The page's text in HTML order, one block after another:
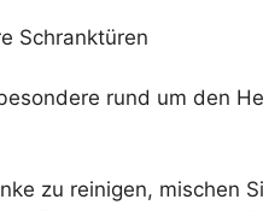
Schranktüren
rund um den
zu reinigen, mischen